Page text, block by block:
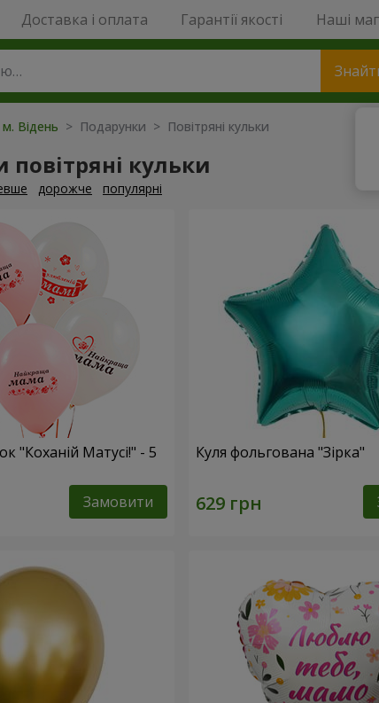
Доставка і оплата Гарантії якості Наші
м. Відень > Подарунки > Повітряні кульки
кульки
дорожче популярні
"Коханій Матусі!" - 5
Замовити
Куля фольгована "Зірка"